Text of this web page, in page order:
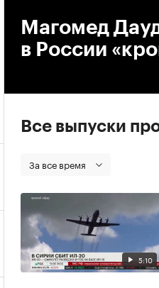
Магомед
в России
Все выпуски
За все время
5:10